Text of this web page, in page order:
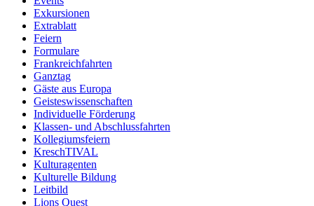
Exkursionen
Extrablatt
Feiern
Formulare
Frankreichfahrten
Ganztag
Gäste aus Europa
Geisteswissenschaften
Individuelle Förderung
Klassen- und Abschlussfahrten
Kollegiumsfeiern
KreschTIVAL
Kulturagenten
Kulturelle Bildung
Leitbild
Lions Quest